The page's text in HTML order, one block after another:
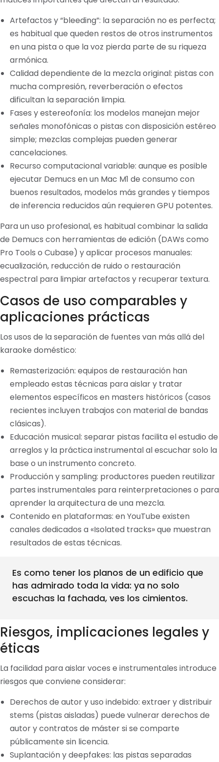
Artefactos y “bleeding”: la separación no es perfecta;
es habitual que queden restos de otros instrumentos
en una pista o que la voz pierda parte de su riqueza
armónica.
Calidad dependiente de la mezcla original: pistas con
mucha compresión, reverberación o efectos
dificultan la separación limpia.
Fases y estereofonía: los modelos manejan mejor
señales monofónicas o pistas con disposición estéreo
simple; mezclas complejas pueden generar
cancelaciones.
Recurso computacional variable: aunque es posible
ejecutar Demucs en un Mac M1 de consumo con
buenos resultados, modelos más grandes y tiempos
de inferencia reducidos aún requieren GPU potentes.
Para un uso profesional, es habitual combinar la salida
de Demucs con herramientas de edición (DAWs como
Pro Tools o Cubase) y aplicar procesos manuales:
ecualización, reducción de ruido o restauración
espectral para limpiar artefactos y recuperar textura.
Casos de uso comparables y
aplicaciones prácticas
Los usos de la separación de fuentes van más allá del
karaoke doméstico:
Remasterización: equipos de restauración han
empleado estas técnicas para aislar y tratar
elementos específicos en masters históricos (casos
recientes incluyen trabajos con material de bandas
clásicas).
Educación musical: separar pistas facilita el estudio de
arreglos y la práctica instrumental al escuchar solo la
base o un instrumento concreto.
Producción y sampling: productores pueden reutilizar
partes instrumentales para reinterpretaciones o para
aprender la arquitectura de una mezcla.
Contenido en plataformas: en YouTube existen
canales dedicados a «Isolated tracks» que muestran
resultados de estas técnicas.
Es como tener los planos de un edificio que
has admirado toda la vida: ya no solo
escuchas la fachada, ves los cimientos.
Riesgos, implicaciones legales y
éticas
La facilidad para aislar voces e instrumentales introduce
riesgos que conviene considerar:
Derechos de autor y uso indebido: extraer y distribuir
stems (pistas aisladas) puede vulnerar derechos de
autor y contratos de máster si se comparte
públicamente sin licencia.
Suplantación y deepfakes: las pistas separadas